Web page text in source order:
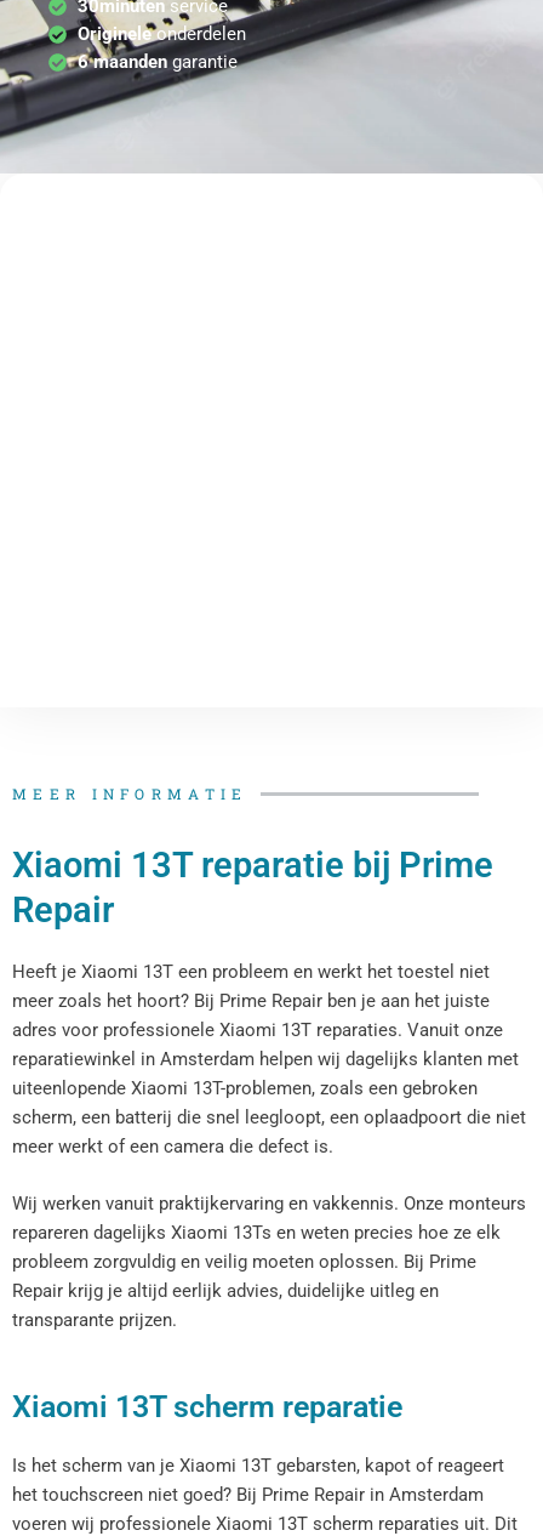
30minutenservice
Origineleonderdelen
6 maandengarantie
MEER INFORMATIE
Xiaomi 13T reparatie bij Prime
Repair
Heeft je Xiaomi 13T een probleem en werkt het toestel niet
meer zoals het hoort? Bij Prime Repair ben je aan het juiste
adres voor professionele Xiaomi 13T reparaties. Vanuit onze
reparatiewinkel in Amsterdam helpen wij dagelijks klanten met
uiteenlopende Xiaomi 13T-problemen, zoals een gebroken
scherm, een batterij die snel leegloopt, een oplaadpoort die niet
meer werkt of een camera die defect is.
Wij werken vanuit praktijkervaring en vakkennis. Onze monteurs
repareren dagelijks Xiaomi 13Ts en weten precies hoe ze elk
probleem zorgvuldig en veilig moeten oplossen. Bij Prime
Repair krijg je altijd eerlijk advies, duidelijke uitleg en
transparante prijzen.
Xiaomi 13T scherm reparatie
Is het scherm van je Xiaomi 13T gebarsten, kapot of reageert
het touchscreen niet goed? Bij Prime Repair in Amsterdam
voeren wij professionele Xiaomi 13T scherm reparaties uit. Dit